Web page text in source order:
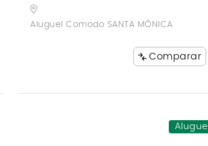
Aluguel Comodo SANTA MÔNICA
Comparar
Aluguel